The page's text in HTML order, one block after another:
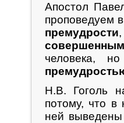
Апостол
проповедуем
премудрости
человека,
Н.В. Гоголь
потому, что
ней